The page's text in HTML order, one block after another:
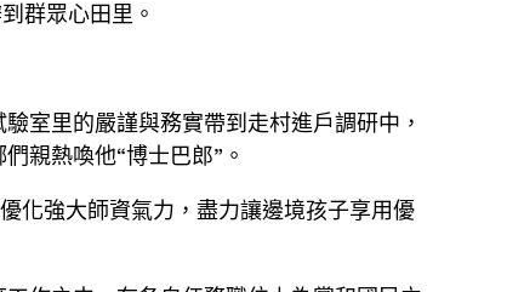
群眾心田里。
室里的嚴謹與務實帶到走村進戶調研中，
親熱喚他“博士巴郎”。
化強大師資氣力，盡力讓邊境孩子享用優